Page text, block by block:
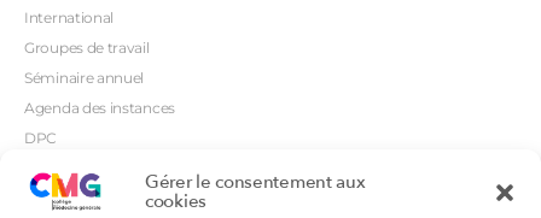
Gérer le consentement aux
cookies
International
Groupes de travail
Séminaire annuel
Agenda des instances
DPC
Orientations prioritaires